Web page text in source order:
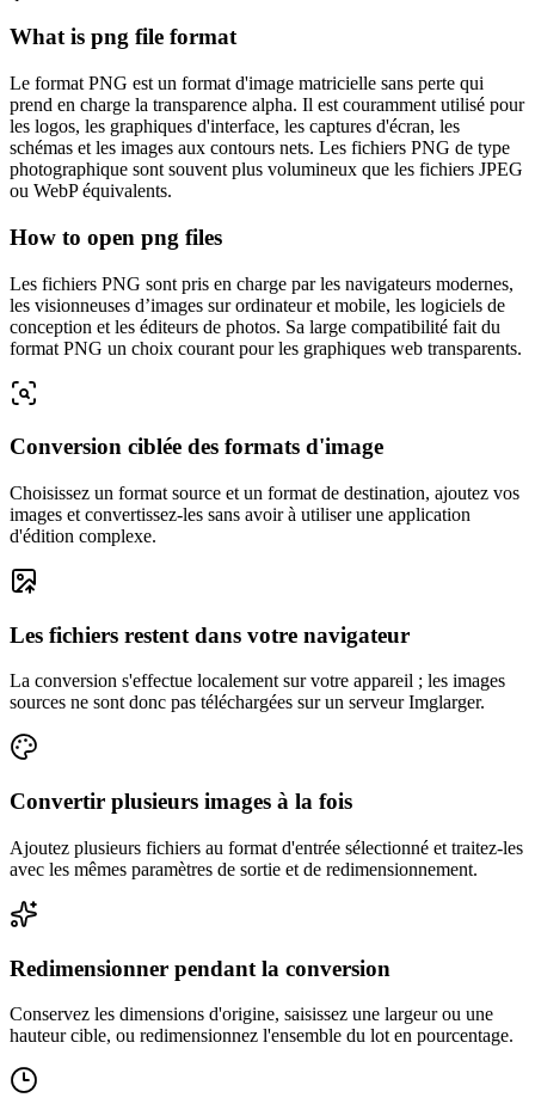
What is png file format
Le format PNG est un format d'image matricielle sans perte qui
prend en charge la transparence alpha. Il est couramment utilisé pour
les logos, les graphiques d'interface, les captures d'écran, les
schémas et les images aux contours nets. Les fichiers PNG de type
photographique sont souvent plus volumineux que les fichiers JPEG
ou WebP équivalents.
How to open png files
Les fichiers PNG sont pris en charge par les navigateurs modernes,
les visionneuses d’images sur ordinateur et mobile, les logiciels de
conception et les éditeurs de photos. Sa large compatibilité fait du
format PNG un choix courant pour les graphiques web transparents.
Conversion ciblée des formats d'image
Choisissez un format source et un format de destination, ajoutez vos
images et convertissez-les sans avoir à utiliser une application
d'édition complexe.
Les fichiers restent dans votre navigateur
La conversion s'effectue localement sur votre appareil ; les images
sources ne sont donc pas téléchargées sur un serveur Imglarger.
Convertir plusieurs images à la fois
Ajoutez plusieurs fichiers au format d'entrée sélectionné et traitez-les
avec les mêmes paramètres de sortie et de redimensionnement.
Redimensionner pendant la conversion
Conservez les dimensions d'origine, saisissez une largeur ou une
hauteur cible, ou redimensionnez l'ensemble du lot en pourcentage.